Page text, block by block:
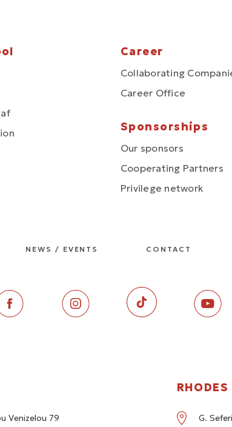
Career
Collaborating
Career Office
Sponsorships
Our sponsors
Cooperating Partners
Privilege network
NEWS / EVENTS CONTACT
Venizelou 79
RHODES
G.